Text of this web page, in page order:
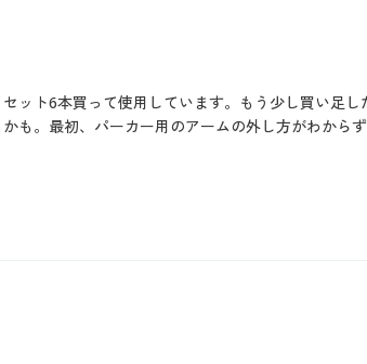
ット6本買って使用しています。もう少し買い足
も。最初、パーカー用のアームの外し方がわから